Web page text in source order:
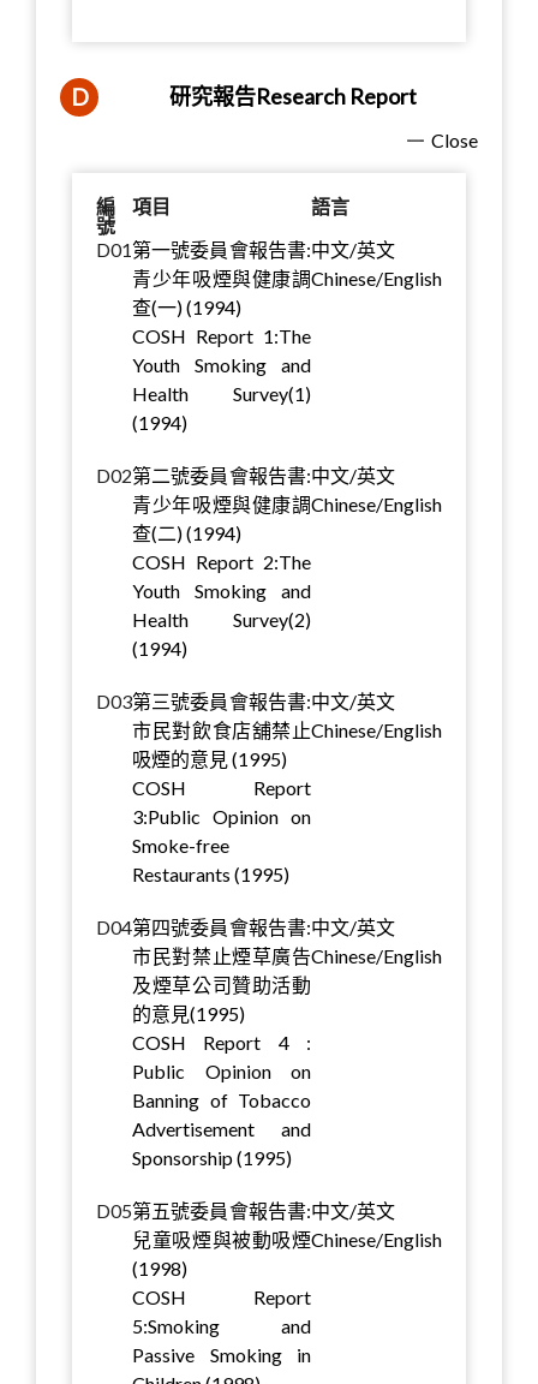
D 研究報告Research Report
Close
編
號
項目
語言
D01第一號委員會報告書:
青少年吸煙與健康調
查(一) (1994)
COSH Report 1:The
Youth Smoking and
Health Survey(1)
(1994)
中文/英文
Chinese/English
D02第二號委員會報告書:
青少年吸煙與健康調
查(二) (1994)
COSH Report 2:The
Youth Smoking and
Health Survey(2)
(1994)
中文/英文
Chinese/English
D03第三號委員會報告書:
市民對飲食店舖禁止
吸煙的意見 (1995)
COSH Report
3:Public Opinion on
Smoke-free
Restaurants (1995)
中文/英文
Chinese/English
D04第四號委員會報告書:
市民對禁止煙草廣告
及煙草公司贊助活動
的意見(1995)
COSH Report 4 :
Public Opinion on
Banning of Tobacco
Advertisement and
Sponsorship (1995)
中文/英文
Chinese/English
D05第五號委員會報告書:
兒童吸煙與被動吸煙
(1998)
COSH Report
5:Smoking and
Passive Smoking in
中文/英文
Chinese/English